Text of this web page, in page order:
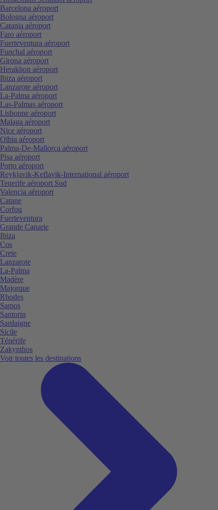
Barcelona aéroport
Bologna aéroport
Catania aéroport
Faro aéroport
Fuerteventura aéroport
Funchal aéroport
Girona aéroport
Heraklion aéroport
Ibiza aéroport
Lanzarote aéroport
La-Palma aéroport
Las-Palmas aéroport
Lisbonne aéroport
Malaga aéroport
Nice aéroport
Olbia aéroport
Palma-De-Mallorca aéroport
Pisa aéroport
Porto aéroport
Reykjavik-Keflavik-International aéroport
Tenerife aéroport Sud
Valencia aéroport
Catane
Corfou
Fuerteventura
Grande Canarie
Ibiza
Cos
Crete
Lanzarote
La-Palma
Madère
Majorque
Rhodes
Samos
Santorin
Sardaigne
Sicile
Ténérife
Zakynthos
Voir toutes les destinations